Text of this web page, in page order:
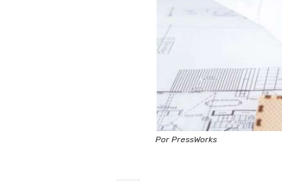
Por PressWorks